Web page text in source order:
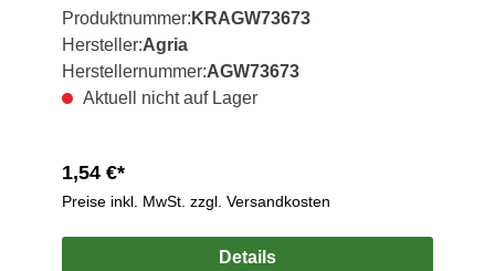
Produktnummer: KRAGW73673
Hersteller:Agria
Herstellernummer:AGW73673
Aktuell nicht auf Lager
1,54 €*
Preise inkl. MwSt. zzgl. Versandkosten
Details